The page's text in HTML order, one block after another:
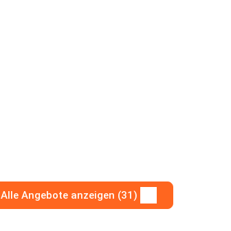
Alle Angebote anzeigen (31)